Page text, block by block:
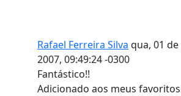
Rafael Ferreira Silva qua, 01
2007, 09:49:24 -0300
Fantástico!!
Adicionado aos meus